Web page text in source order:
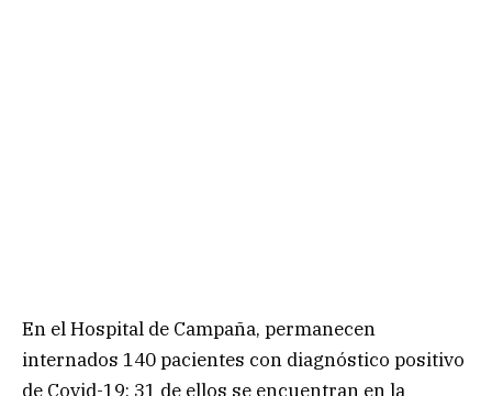
En el Hospital de Campaña, permanecen
internados 140 pacientes con diagnóstico positivo
de Covid-19; 31 de ellos se encuentran en la